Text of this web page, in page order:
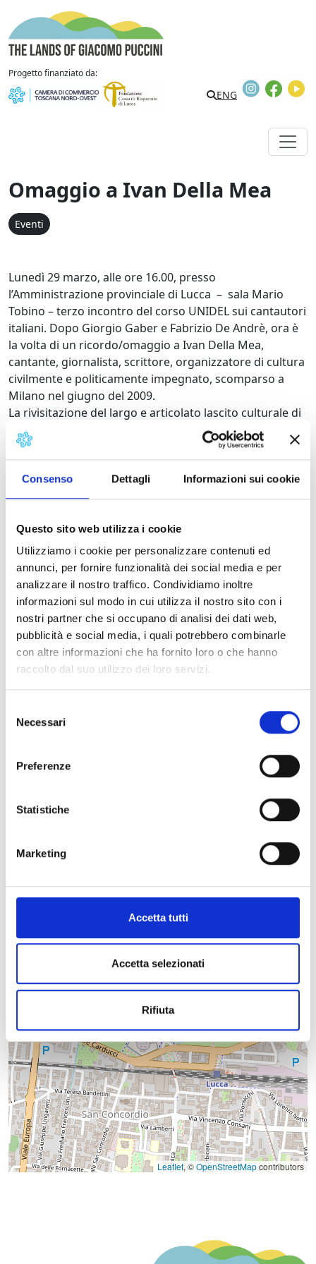
Consenso Dettagli Informazioni sui cookie
Questo sito web utilizza i cookie
Utilizziamo i cookie per personalizzare contenuti ed
annunci, per fornire funzionalità dei social media e per
analizzare il nostro traffico. Condividiamo inoltre
informazioni sul modo in cui utilizza il nostro sito con i
nostri partner che si occupano di analisi dei dati web,
pubblicità e social media, i quali potrebbero combinarle
con altre informazioni che ha fornito loro o che hanno
raccolto dal suo utilizzo dei loro servizi.
delNecessari
Preferenze
Statistiche
Marketing
Accetta tutti
Accetta selezionati
Rifiuta
Vai al contenuto
Progetto finanziato da:
Search
ENG
Instagram
Omaggio a Ivan Della Mea
Eventi
Lunedì 29 marzo, alle ore 16.00, presso
l’Amministrazione provinciale di Lucca – sala Mario
Tobino – terzo incontro del corso UNIDEL sui cantautori
italiani. Dopo Giorgio Gaber e Fabrizio De Andrè, ora è
la volta di un ricordo/omaggio a Ivan Della Mea,
cantante, giornalista, scrittore, organizzatore di cultura
civilmente e politicamente impegnato, scomparso a
Milano nel giugno del 2009.
La rivisitazione del largo e articolato lascito culturale di
Della Mea, nato a Lucca nel 1940, è affidato alle
immagini del film – documentario di Luca Pastore, I
dischi del Sole, Fandango 2005, e al commento di
Luciano Luciani.
Ingresso libero.
Informazioni:
Comprensorio:
Piana di Lucca
Frazione / Località:
Lucca
Comune:
Lucca
Tipologia evento:
musica|storia-cultura
+
Leaflet, ©OpenStreetMapcontributors